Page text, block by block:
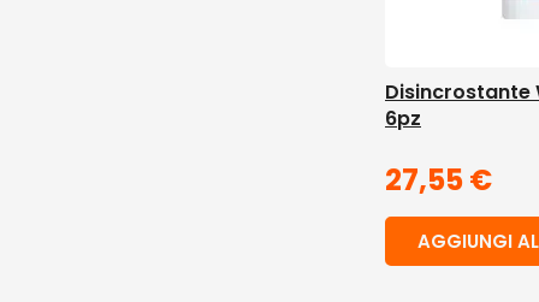
Disincrostante
6pz
27,55€
AGGIUNGI